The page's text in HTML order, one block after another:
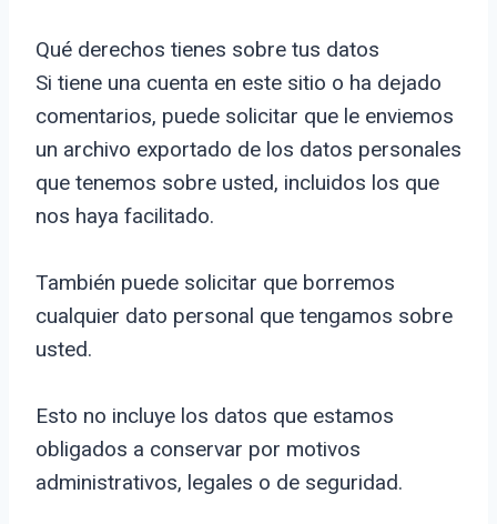
Qué derechos tienes sobre tus datos
Si tiene una cuenta en este sitio o ha dejado
comentarios, puede solicitar que le enviemos
un archivo exportado de los datos personales
que tenemos sobre usted, incluidos los que
nos haya facilitado.
También puede solicitar que borremos
cualquier dato personal que tengamos sobre
usted.
Esto no incluye los datos que estamos
obligados a conservar por motivos
administrativos, legales o de seguridad.